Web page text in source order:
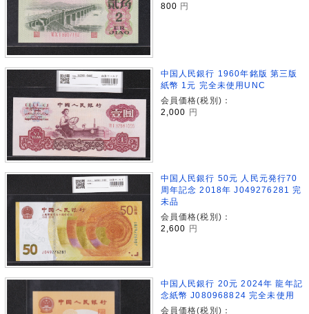
800 円
中国人民銀行 1960年銘版 第三版
紙幣 1元 完全未使用UNC
会員価格(税別)：
2,000 円
中国人民銀行 50元 人民元発行70
周年記念 2018年 J049276281 完
未品
会員価格(税別)：
2,600 円
中国人民銀行 20元 2024年 龍年記
念紙幣 J080968824 完全未使用
会員価格(税別)：